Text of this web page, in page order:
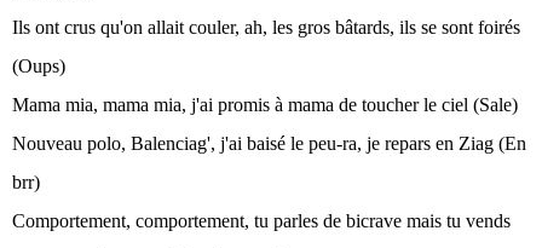
Ils ont crus qu'on allait couler, ah, les gros bâtards, ils se sont foirés
(Oups)
Mama mia, mama mia, j'ai promis à mama de toucher le ciel (Sale)
Nouveau polo, Balenciag', j'ai baisé le peu-ra, je repars en Ziag (En
brr)
Comportement, comportement, tu parles de bicrave mais tu vends